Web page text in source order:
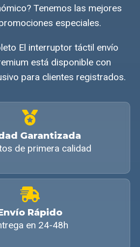
Tenemos las mejores
especiales.
El interruptor táctil envío
está disponible con
para clientes registrados.
Garantizada
de primera calidad
Rápido
en 24-48h